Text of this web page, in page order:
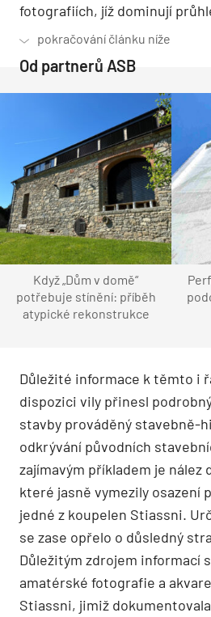
fotografiích, jíž dominují
Od partnerů ASB
Když „Dům v domě“
potřebuje stínění: příběh
atypické rekonstrukce
Důležité informace k těmto i
dispozici vily přinesl
stavby prováděný stavebně-
odkrývání původních
zajímavým příkladem je nález
které jasně vymezily osazení
jedné z koupelen Stiassni.
se zase opřelo o důsledný
Důležitým zdrojem informací
amatérské fotografie a
Stiassni, jimiž